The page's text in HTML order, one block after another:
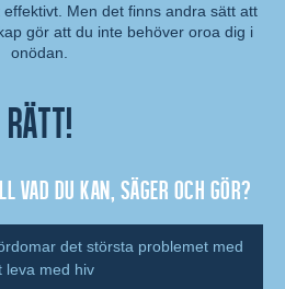
Men det finns andra sätt att
gör att du inte behöver oroa dig i
onödan.
Rätt!
vad du kan, säger och gör?
det största problemet med
leva med hiv